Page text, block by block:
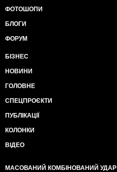
ФОТОШОПИ
БЛОГИ
ФОРУМ
БІЗНЕС
НОВИНИ
ГОЛОВНЕ
СПЕЦПРОЄКТИ
ПУБЛІКАЦІЇ
КОЛОНКИ
ВІДЕО
МАСОВАНИЙ КОМБІНОВАНИЙ УДАР